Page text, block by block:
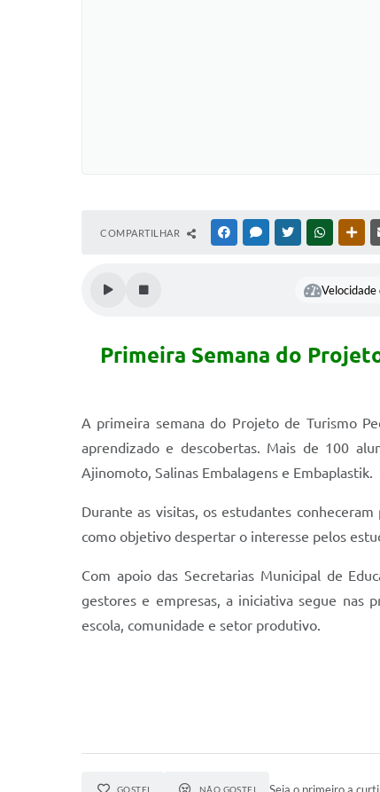
COMPARTILHAR FACEBOOKMESSENGER
TWITTERWHATSAPP
Primeira Semana do
A primeira semana do Projeto de Turismo
aprendizado e descobertas. Mais de 100
Ajinomoto, Salinas Embalagens e Embaplastik.
Durante as visitas, os estudantes
como objetivo despertar o interesse pelos
Com apoio das Secretarias Municipal de
gestores e empresas, a iniciativa segue nas
escola, comunidade e setor produtivo.
GOSTEI NÃO GOSTEI